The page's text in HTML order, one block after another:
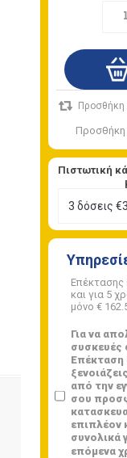
Πιστωτική
Επέκτασης
και για 5
μόνο €
Για να
συσκευές
Επέκταση
από την
σου
επιπλέον
συνολικά
επόμενα